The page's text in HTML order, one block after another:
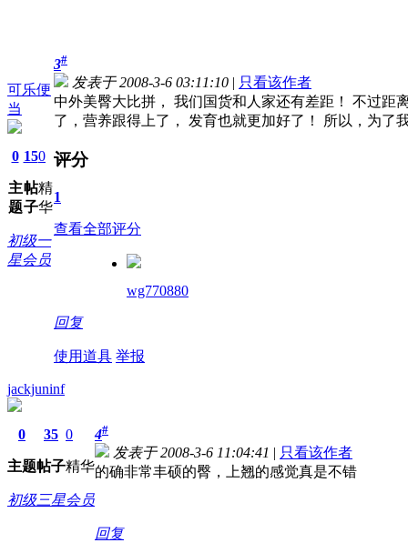
可乐便
当
0
主
题
15
帖
子
0
精
华
初级一
星会员
3#
发表于 2008-3-6 03:11:10 | 只看该作者
中外美臀大比拼， 我们国货和人家还有差距！ 不过距
了，营养跟得上了， 发育也就更加好了！ 所以，为了
评分
1
查看全部评分
wg770880
回复
使用道具 举报
jackjuninf
0
主题
35
帖子
0
精华
初级三星会员
4#
发表于 2008-3-6 11:04:41 | 只看该作者
的确非常丰硕的臀，上翘的感觉真是不错
回复